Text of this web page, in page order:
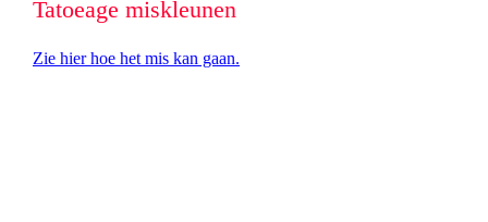
Tatoeage miskleunen
Zie hier hoe het mis kan gaan.